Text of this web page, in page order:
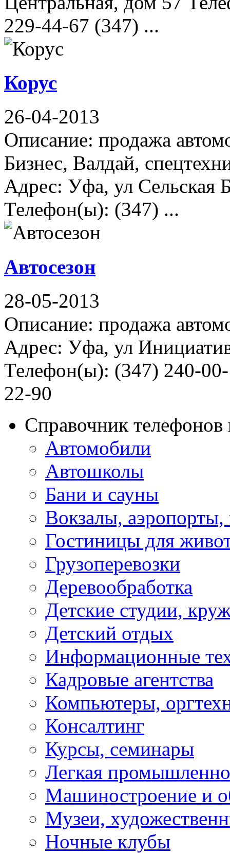
229-44-67 (347) ...
Корус
26-04-2013
Описание: продажа
Бизнес, Валдай,
Адрес: Уфа, ул Сельская
Телефон(ы): (347) ...
Автосезон
28-05-2013
Описание: продажа
Адрес: Уфа, ул
Телефон(ы): (347) 240-
22-90
Справочник
Автомобили
Автошколы
Бани и сауны
Вокзалы,
Гостиницы для
Грузоперевозки
Деревообработка
Детские студии,
Детский отдых
Информационные
Кадровые агентства
Компьютеры,
Консалтинг
Курсы, семинары
Легкая
Машиностроение и
Музеи,
Ночные клубы